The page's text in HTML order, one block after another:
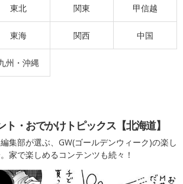
東北 関東 甲信越
東海 関西 中国
州・沖縄
ト・おでかけトピックス【北海道】
集部が選ぶ、GW(ゴールデンウィーク)の楽し
家で楽しめるコンテンツも続々！